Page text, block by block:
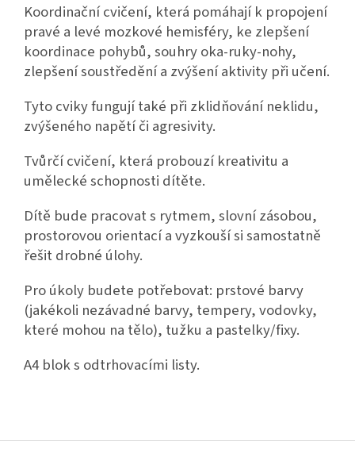
Koordinační cvičení, která pomáhají k propojení
pravé a levé mozkové hemisféry, ke zlepšení
koordinace pohybů, souhry oka-ruky-nohy,
zlepšení soustředění a zvýšení aktivity při učení.
Tyto cviky fungují také při zklidňování neklidu,
zvýšeného napětí či agresivity.
Tvůrčí cvičení, která probouzí kreativitu a
umělecké schopnosti dítěte.
Dítě bude pracovat s rytmem, slovní zásobou,
prostorovou orientací a vyzkouší si samostatně
řešit drobné úlohy.
Pro úkoly budete potřebovat: prstové barvy
(jakékoli nezávadné barvy, tempery, vodovky,
které mohou na tělo), tužku a pastelky/fixy.
A4 blok s odtrhovacími listy.